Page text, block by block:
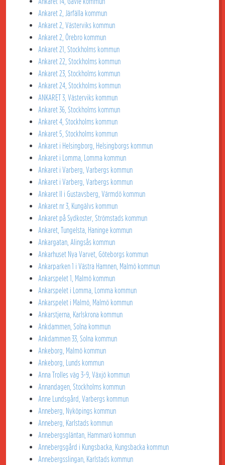
Ankaret 2, Järfälla kommun
Ankaret 2, Västerviks kommun
Ankaret 2, Örebro kommun
Ankaret 21, Stockholms kommun
Ankaret 22, Stockholms kommun
Ankaret 23, Stockholms kommun
Ankaret 24, Stockholms kommun
ANKARET 3, Västerviks kommun
Ankaret 36, Stockholms kommun
Ankaret 4, Stockholms kommun
Ankaret 5, Stockholms kommun
Ankaret i Helsingborg, Helsingborgs kommun
Ankaret i Lomma, Lomma kommun
Ankaret i Varberg, Varbergs kommun
Ankaret i Varberg, Varbergs kommun
Ankaret II i Gustavsberg, Värmdö kommun
Ankaret nr 3, Kungälvs kommun
Ankaret på Sydkoster, Strömstads kommun
Ankaret, Tungelsta, Haninge kommun
Ankargatan, Alingsås kommun
Ankarhuset Nya Varvet, Göteborgs kommun
Ankarparken 1 i Västra Hamnen, Malmö kommun
Ankarspelet 1, Malmö kommun
Ankarspelet i Lomma, Lomma kommun
Ankarspelet i Malmö, Malmö kommun
Ankarstjerna, Karlskrona kommun
Ankdammen, Solna kommun
Ankdammen 33, Solna kommun
Ankeborg, Malmö kommun
Ankeborg, Lunds kommun
Anna Trolles väg 3-9, Växjö kommun
Annandagen, Stockholms kommun
Anne Lundsgård, Varbergs kommun
Anneberg, Nyköpings kommun
Anneberg, Karlstads kommun
Annebergsgläntan, Hammarö kommun
Annebergsgård i Kungsbacka, Kungsbacka kommun
Annebergsslingan, Karlstads kommun